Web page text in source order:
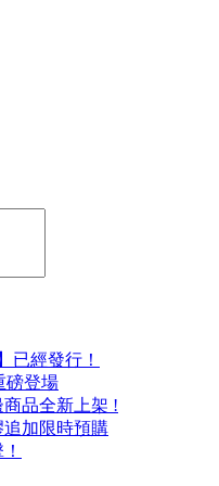
已經發行！
磅登場
品全新上架 !
加限時預購